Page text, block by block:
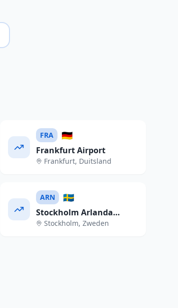
FRA 🇩🇪
Frankfurt Airport
Frankfurt, Duitsland
ARN 🇸🇪
Stockholm Arlanda
Airport
Stockholm, Zweden